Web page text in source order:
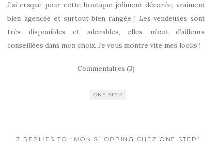
J’ai craqué pour cette boutique joliment décorée, vraiment
bien agencée et surtout bien rangée ! Les vendeuses sont
très disponibles et adorables, elles m’ont d’ailleurs
conseillées dans mon choix. Je vous montre vite mes looks !
Commentaires (3)
ONE STEP
3 REPLIES TO “MON SHOPPING CHEZ ONE STEP”